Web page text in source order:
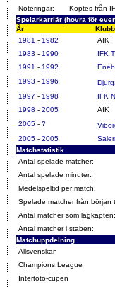
Noteringar:
Köptes från
Spelarkarriär (hovra för
År
Klubb
1981 - 1982
AIK
1983 - 1990
IFK
1991 - 1992
1993 - 1996
1997 - 1998
IFK
1998 - 2005 AIK
2005 - ?
2005 - 2005
Matchstatistik
Antal spelade matcher:
Antal spelade minuter:
Medelspeltid per match:
Spelade matcher från början
Antal matcher som lagkapten:
Antal matcher i staben:
Matchuppdelning
Allsvenskan
Champions League
Intertoto-cupen